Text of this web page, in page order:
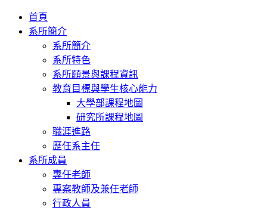
首頁
系所簡介
系所簡介
系所特色
系所願景與課程資訊
教育目標與學生核心能力
大學部課程地圖
研究所課程地圖
職涯進路
歷任系主任
系所成員
專任老師
專案教師及兼任老師
行政人員